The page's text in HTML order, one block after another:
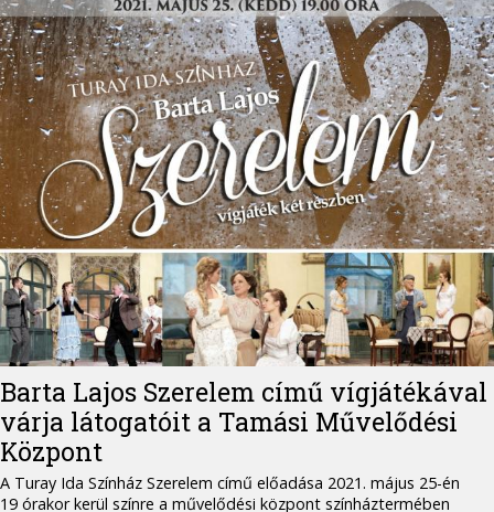
Barta Lajos Szerelem című vígjátékával
várja látogatóit a Tamási Művelődési
Központ
A Turay Ida Színház Szerelem című előadása 2021. május 25-én
19 órakor kerül színre a művelődési központ színháztermében